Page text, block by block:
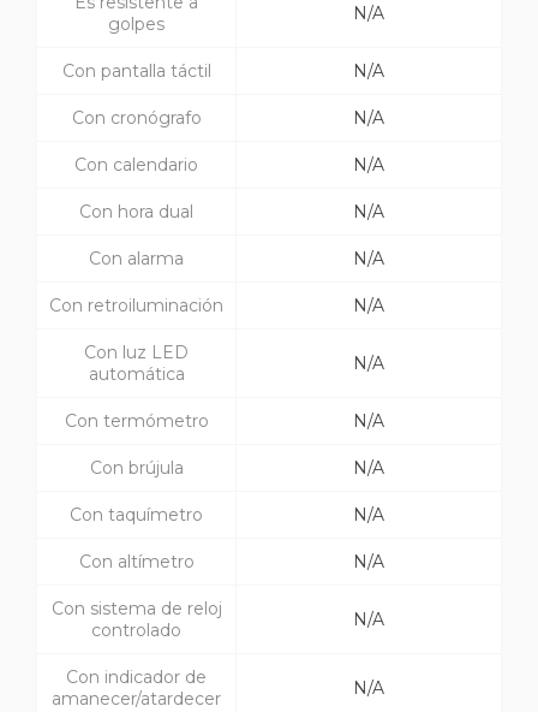
golpes
N/A
Con pantalla táctil N/A
Con cronógrafo N/A
Con calendario N/A
Con hora dual N/A
Con alarma N/A
Con retroiluminación N/A
Con luz LED
automática
N/A
Con termómetro N/A
Con brújula N/A
Con taquímetro N/A
Con altímetro N/A
Con sistema de reloj
controlado
N/A
Con indicador de
amanecer/atardecer
N/A